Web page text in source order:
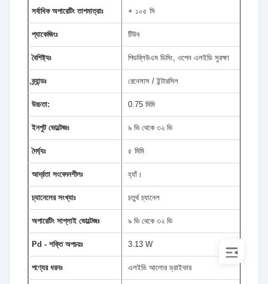
সর্বাধিক অপারেটিং তাপমাত্রাঃ + ১০৫ সি
প্যাকেজিংঃ টিউব
বৈশিষ্ট্যঃ পিডব্লিউএম ডিমিং, ওপেন এলইডি সুরক্ষা
ব্র্যান্ডঃ রেনেসাস / ইন্টারসিল
উচ্চতা: 0.75 মিমি
ইনপুট ভোল্টেজঃ ৯ ভি থেকে ৩২ ভি
দৈর্ঘ্যঃ ৫ মিমি
আর্দ্রতা সংবেদনশীলঃ হ্যাঁ।
চ্যানেলের সংখ্যাঃ চতুর্থ চ্যানেল
অপারেটিং সাপ্লাই ভোল্টেজঃ ৯ ভি থেকে ৩২ ভি
Pd - শক্তি অপচয়ঃ 3.13 W
পণ্যের ধরনঃ এলইডি আলোর ড্রাইভার